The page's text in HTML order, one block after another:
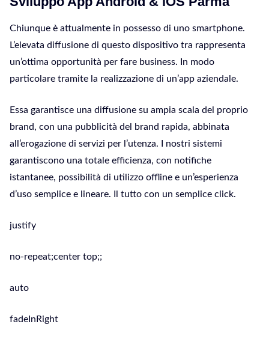
Chiunque è attualmente in possesso di uno smartphone.
L’elevata diffusione di questo dispositivo tra rappresenta
un’ottima opportunità per fare business. In modo
particolare tramite la realizzazione di un’app aziendale.
Essa garantisce una diffusione su ampia scala del proprio
brand, con una pubblicità del brand rapida, abbinata
all’erogazione di servizi per l’utenza. I nostri sistemi
garantiscono una totale efficienza, con notifiche
istantanee, possibilità di utilizzo offline e un’esperienza
d’uso semplice e lineare. Il tutto con un semplice click.
justify
no-repeat;center top;;
auto
fadeInRight